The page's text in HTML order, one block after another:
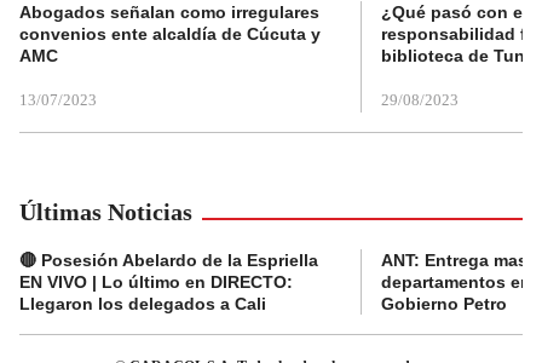
Abogados señalan como irregulares
convenios ente alcaldía de Cúcuta y
AMC
13/07/2023
¿Qué pasó con el
responsabilidad
biblioteca de
29/08/2023
Últimas Noticias
🔴 Posesión Abelardo de la Espriella
EN VIVO | Lo último en DIRECTO:
Llegaron los delegados a Cali
ANT: Entrega
departamentos en
Gobierno Petro